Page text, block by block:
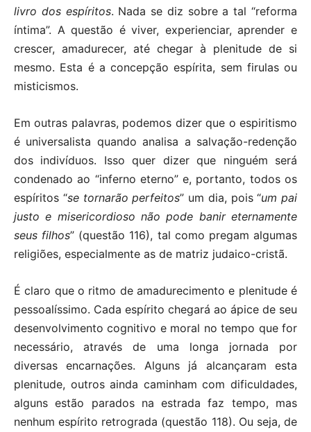
livro dos espíritos. Nada se diz sobre a tal “reforma
íntima”. A questão é viver, experienciar, aprender e
crescer, amadurecer, até chegar à plenitude de si
mesmo. Esta é a concepção espírita, sem firulas ou
misticismos.
Em outras palavras, podemos dizer que o espiritismo
é universalista quando analisa a salvação-redenção
dos indivíduos. Isso quer dizer que ninguém será
condenado ao “inferno eterno” e, portanto, todos os
espíritos “se tornarão perfeitos” um dia, pois “um pai
justo e misericordioso não pode banir eternamente
seus filhos” (questão 116), tal como pregam algumas
religiões, especialmente as de matriz judaico-cristã.
É claro que o ritmo de amadurecimento e plenitude é
pessoalíssimo. Cada espírito chegará ao ápice de seu
desenvolvimento cognitivo e moral no tempo que for
necessário, através de uma longa jornada por
diversas encarnações. Alguns já alcançaram esta
plenitude, outros ainda caminham com dificuldades,
alguns estão parados na estrada faz tempo, mas
nenhum espírito retrograda (questão 118). Ou seja, de